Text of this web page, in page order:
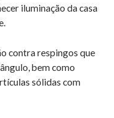
iluminação da casa
contra respingos que
bem como
sólidas com